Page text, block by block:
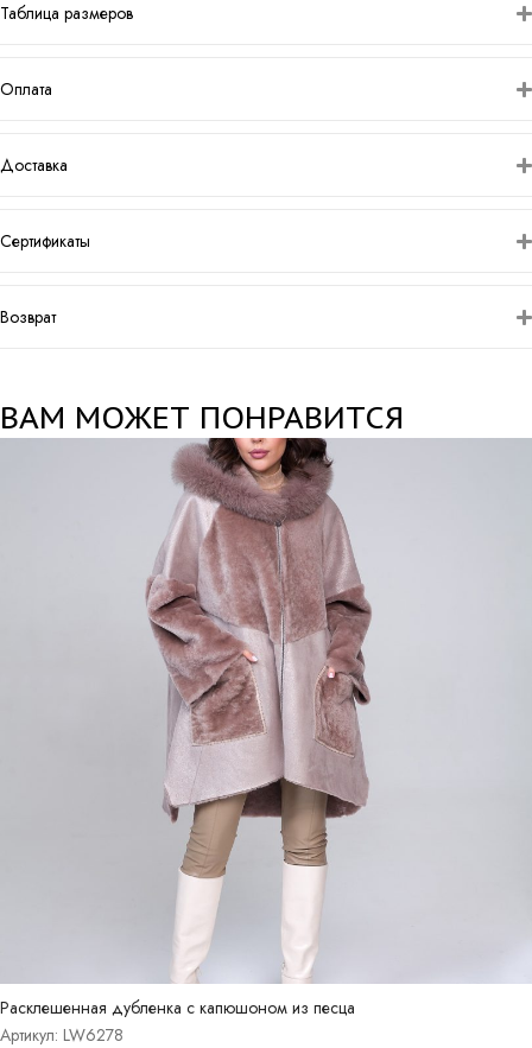
Таблица размеров
Оплата
Доставка
Сертификаты
Возврат
ВАМ МОЖЕТ ПОНРАВИТСЯ
Расклешенная дубленка с капюшоном из песца
Артикул: LW6278